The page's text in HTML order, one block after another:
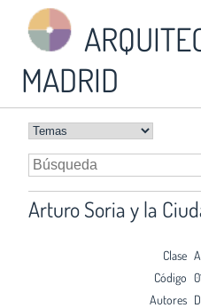
MADRID
Arturo Soria y la
Clase
Código
Autores